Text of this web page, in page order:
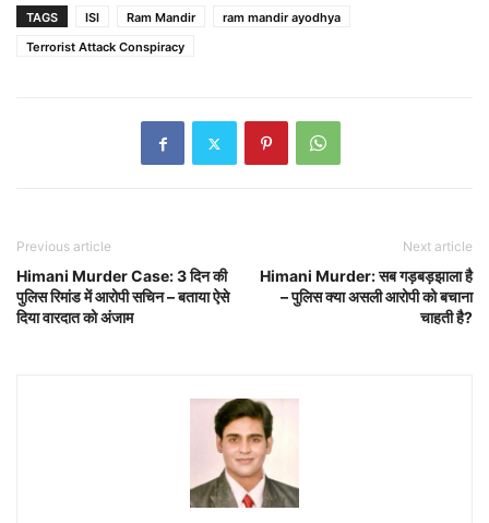
TAGS ISI Ram Mandir
ram mandir ayodhya
Terrorist Attack Conspiracy
Previous article
Himani Murder Case: 3 दिन की
पुलिस रिमांड में आरोपी सचिन – बताया ऐसे
दिया वारदात को अंजाम
Next article
Himani Murder: सब गड़बड़झाला है
– पुलिस क्या असली आरोपी को बचाना
चाहती है?